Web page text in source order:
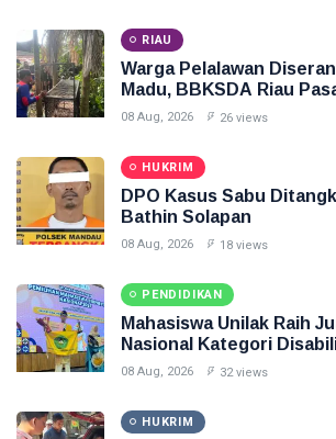
RIAU
Warga Pelalawan
Madu, BBKSDA Riau
Jebak
08 Aug, 2026 26 views
HUKRIM
DPO Kasus Sabu
Bathin Solapan
08 Aug, 2026 18 views
PENDIDIKAN
Mahasiswa Unilak Raih
Nasional Kategori
08 Aug, 2026 32 views
HUKRIM